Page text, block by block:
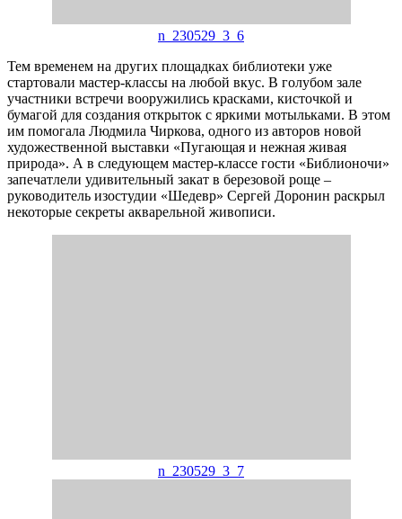
n_230529_3_6
Тем временем на других площадках библиотеки уже
стартовали мастер-классы на любой вкус. В голубом зале
участники встречи вооружились красками, кисточкой и
бумагой для создания открыток с яркими мотыльками. В этом
им помогала Людмила Чиркова, одного из авторов новой
художественной выставки «Пугающая и нежная живая
природа». А в следующем мастер-классе гости «Библионочи»
запечатлели удивительный закат в березовой роще –
руководитель изостудии «Шедевр» Сергей Доронин раскрыл
некоторые секреты акварельной живописи.
n_230529_3_7